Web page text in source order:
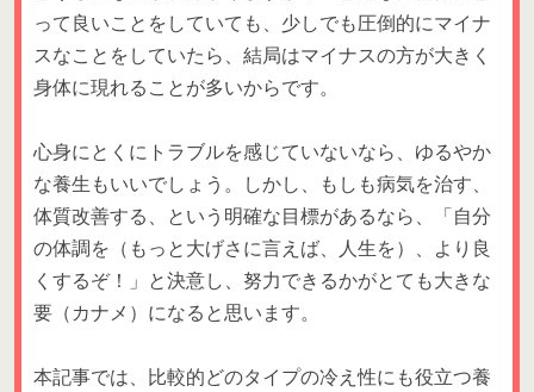
って良いことをしていても、少しでも圧倒的にマイナ
スなことをしていたら、結局はマイナスの方が大きく
身体に現れることが多いからです。
心身にとくにトラブルを感じていないなら、ゆるやか
な養生もいいでしょう。しかし、もしも病気を治す、
体質改善する、という明確な目標があるなら、「自分
の体調を（もっと大げさに言えば、人生を）、より良
くするぞ！」と決意し、努力できるかがとても大きな
要（カナメ）になると思います。
本記事では、比較的どのタイプの冷え性にも役立つ養